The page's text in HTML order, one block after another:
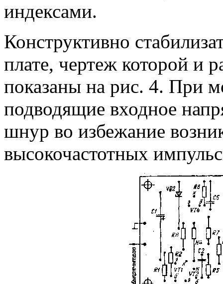
индексами.
Конструктивно
плате, чертеж которой и
показаны на рис. 4. При
подводящие входное
шнур во избежание
высокочастотных